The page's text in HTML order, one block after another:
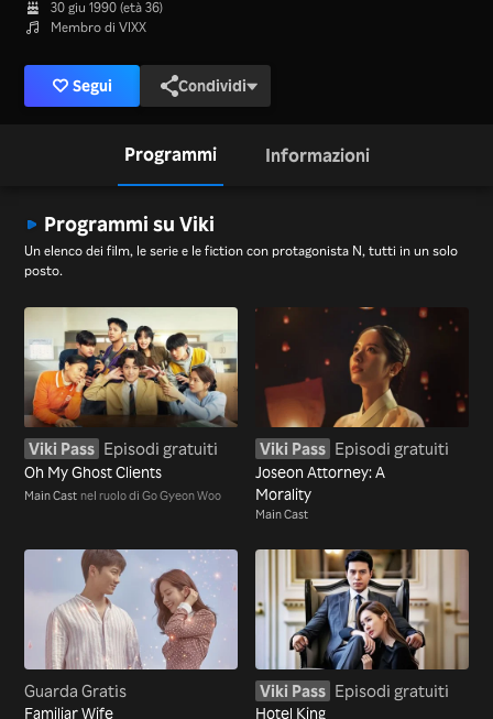
30 giu 1990 (età 36)
Membro di VIXX
Segui Condividi
Programmi Informazioni
Programmi su Viki
Un elenco dei film, le serie e le fiction con protagonista N, tutti in un solo
posto.
Viki Pass Episodi gratuiti
Oh My Ghost Clients
Main Cast nel ruolo di Go Gyeon Woo
Viki Pass Episodi gratuiti
Joseon Attorney: A
Morality
Main Cast
Guarda Gratis
Familiar Wife
Viki Pass Episodi gratuiti
Hotel King